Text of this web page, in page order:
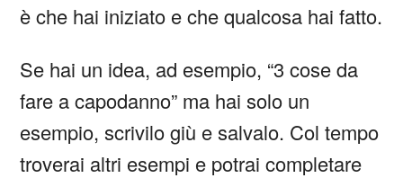
è che hai iniziato e che qualcosa hai fatto.
Se hai un idea, ad esempio, “3 cose da
fare a capodanno” ma hai solo un
esempio, scrivilo giù e salvalo. Col tempo
troverai altri esempi e potrai completare